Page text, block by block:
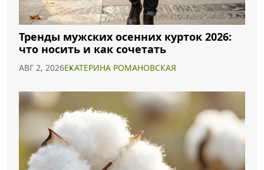
Тренды мужских осенних курток 2026:
что носить и как сочетать
АВГ 2, 2026ЕКАТЕРИНА РОМАНОВСКАЯ